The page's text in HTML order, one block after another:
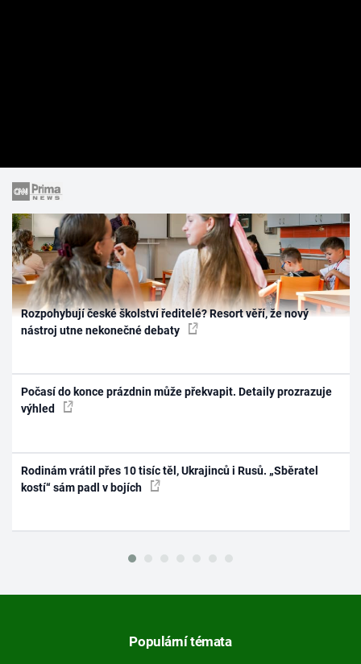
Rozpohybují české školství ředitelé? Resort věří, že nový
nástroj utne nekonečné debaty
Počasí do konce prázdnin může překvapit. Detaily prozrazuje
výhled
Rodinám vrátil přes 10 tisíc těl, Ukrajinců i Rusů. „Sběratel
kostí“ sám padl v bojích
Populární témata